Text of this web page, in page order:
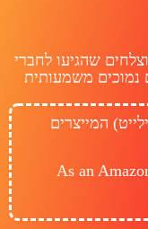
שהגיעו לחברי
נמוכים משמעותית
המייצרים
As an